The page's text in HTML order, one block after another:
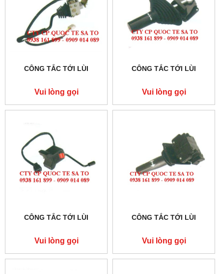
CÔNG TẮC TỚI LÙI
Vui lòng gọi
CÔNG TẮC TỚI LÙI
Vui lòng gọi
CÔNG TẮC TỚI LÙI
Vui lòng gọi
CÔNG TẮC TỚI LÙI
Vui lòng gọi